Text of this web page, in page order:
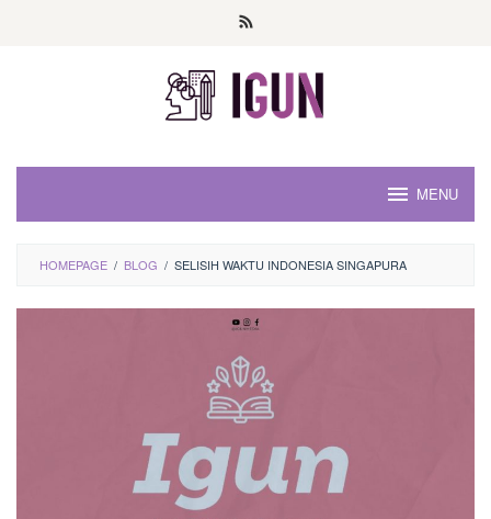
MENU
HOMEPAGE / BLOG / SELISIH WAKTU INDONESIA SINGAPURA